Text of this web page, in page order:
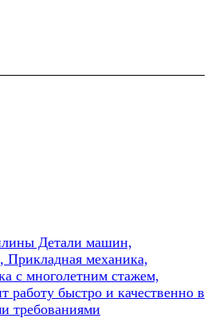
Детали машин,
Прикладная механика,
с многолетним стажем,
работу быстро и качественно в
требованиями